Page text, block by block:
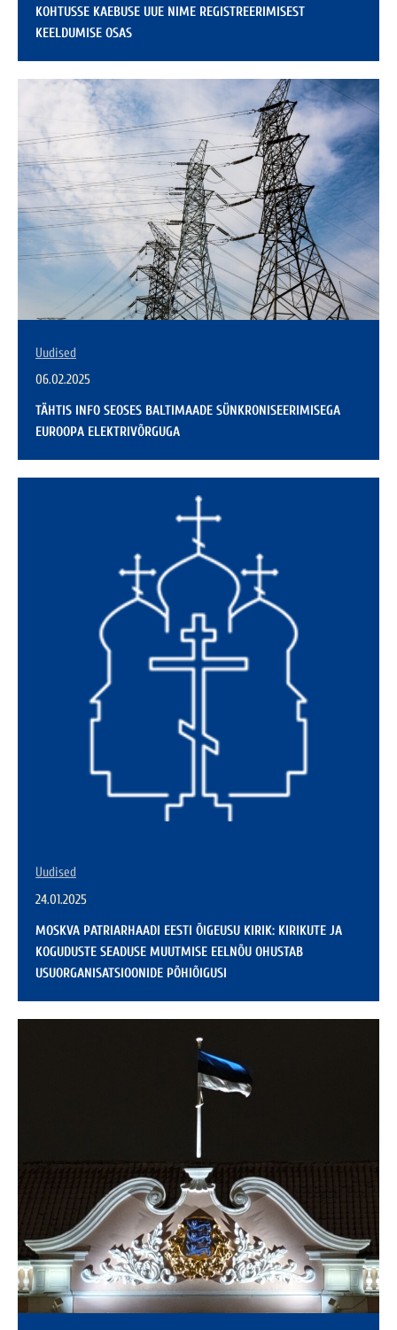
KOHTUSSE KAEBUSE UUE NIME REGISTREERIMISEST
KEELDUMISE OSAS
Uudised
06.02.2025
TÄHTIS INFO SEOSES BALTIMAADE SÜNKRONISEERIMISEGA
EUROOPA ELEKTRIVÕRGUGA
Uudised
24.01.2025
MOSKVA PATRIARHAADI EESTI ÕIGEUSU KIRIK: KIRIKUTE JA
KOGUDUSTE SEADUSE MUUTMISE EELNÕU OHUSTAB
USUORGANISATSIOONIDE PÕHIÕIGUSI